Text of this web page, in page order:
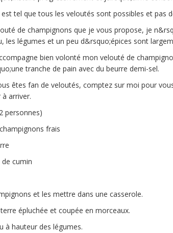
tel que tous les veloutés sont possibles et pas
de champignons que je vous propose, je
les légumes et un peu d&rsquo;épices sont
bien volonté mon velouté de
tranche de pain avec du beurre demi-sel.
êtes fan de veloutés, comptez sur moi pour
arriver.
personnes)
frais
cumin
et les mettre dans une casserole.
épluchée et coupée en morceaux.
à hauteur des légumes.